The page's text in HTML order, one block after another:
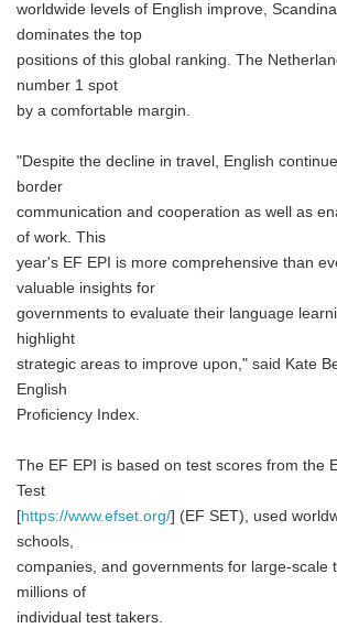
worldwide levels of English improve,
dominates the top
positions of this global ranking. The
number 1 spot
by a comfortable margin.
"Despite the decline in travel, English
border
communication and cooperation as well as
of work. This
year's EF EPI is more comprehensive than
valuable insights for
governments to evaluate their language
highlight
strategic areas to improve upon," said Kate
English
Proficiency Index.
The EF EPI is based on test scores from the
Test
[https://www.efset.org/] (EF SET), used
schools,
companies, and governments for large-scale
millions of
individual test takers.